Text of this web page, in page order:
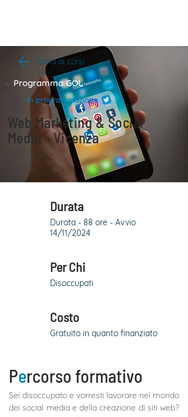
Torna ai corsi
In programmazione
Programma GOL
Web Marketing & Social
Media - Vicenza
Durata
Durata - 88 ore - Avvio
14/11/2024
Per Chi
Disoccupati
Costo
Gratuito in quanto finanziato
Percorso formativo
Sei disoccupato e vorresti lavorare nel mondo
dei social media e della creazione di siti web?